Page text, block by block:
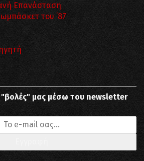
Επανάσταση
του ΄87
"βολές" μας μέσω του newsletter